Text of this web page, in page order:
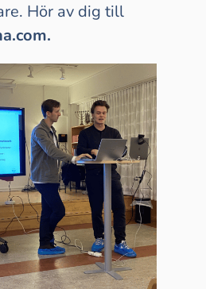
Hör av dig till